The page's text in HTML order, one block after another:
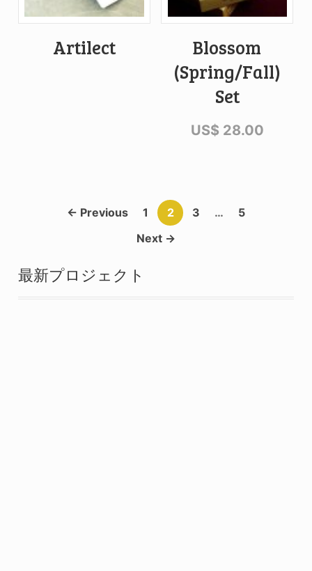
Artilect
Blossom
(Spring/Fall)
Set
US$ 28.00
← Previous 1 2 3 …
5
Next →
最新プロジェクト